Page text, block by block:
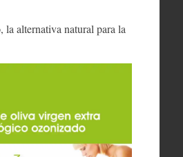
la alternativa natural para la